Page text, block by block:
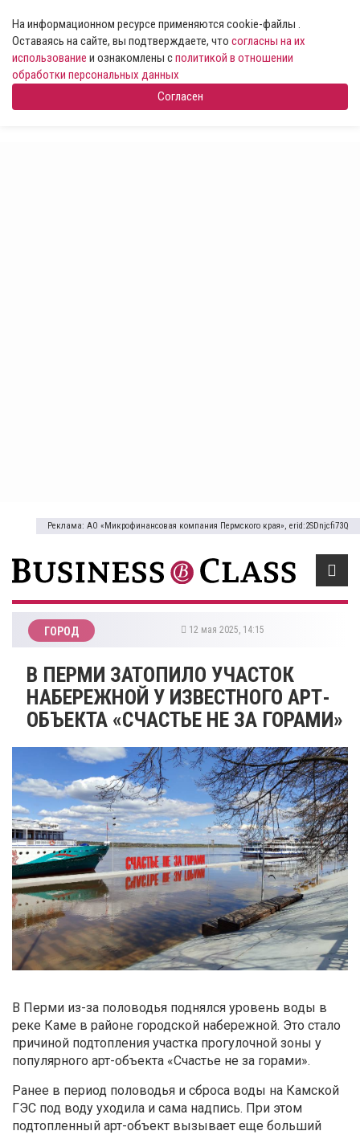
На информационном ресурсе применяются cookie-файлы .
Оставаясь на сайте, вы подтверждаете, что согласны на их
использование и ознакомлены сполитикой в отношении
обработки персональных данных
Согласен
Реклама: АО «Микрофинансовая компания Пермского края», erid:2SDnjcfi73Q
ГОРОД 12 мая 2025, 14:15
В ПЕРМИ ЗАТОПИЛО УЧАСТОК
НАБЕРЕЖНОЙ У ИЗВЕСТНОГО АРТ-
ОБЪЕКТА «СЧАСТЬЕ НЕ ЗА ГОРАМИ»
В Перми из-за половодья поднялся уровень воды в
реке Каме в районе городской набережной. Это стало
причиной подтопления участка прогулочной зоны у
популярного арт-объекта «Счастье не за горами».
Ранее в период половодья и сброса воды на Камской
ГЭС под воду уходила и сама надпись. При этом
подтопленный арт-объект вызывает еще больший